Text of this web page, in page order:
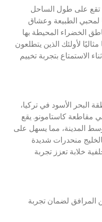
تقع على طول الساحل
لمحبي الطبيعة وعشاق
الخضراء المحيطة بها
لأولئك الذين يتطلعون
الاستمتاع بتجربة تخييم
الأسود في تركيا،
مقاطعة كاستامونو. يقع
من وسط المدينة، مما يسهل على
منحدرات شديدة
خلابة تعزز تجربة
لضمان تجربة